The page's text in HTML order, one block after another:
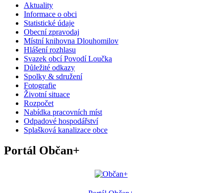
Aktuality
Informace o obci
Statistické údaje
Obecní zpravodaj
Místní knihovna Dlouhomilov
Hlášení rozhlasu
Svazek obcí Povodí Loučka
Důležité odkazy
Spolky & sdružení
Fotografie
Životní situace
Rozpočet
Nabídka pracovních míst
Odpadové hospodářství
Splašková kanalizace obce
Portál Občan+